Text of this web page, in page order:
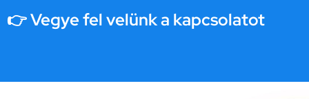
👉 Vegye fel velünk a kapcsolatot